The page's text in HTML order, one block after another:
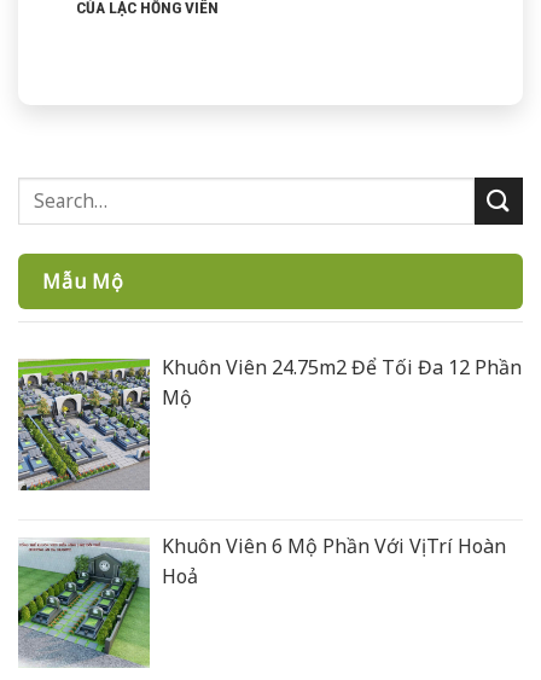
CỦA LẠC HỒNG VIÊN
Mẫu Mộ
Khuôn Viên 24.75m2 Để Tối Đa 12 Phần
Mộ
Khuôn Viên 6 Mộ Phần Với Vị Trí Hoàn
Hoả